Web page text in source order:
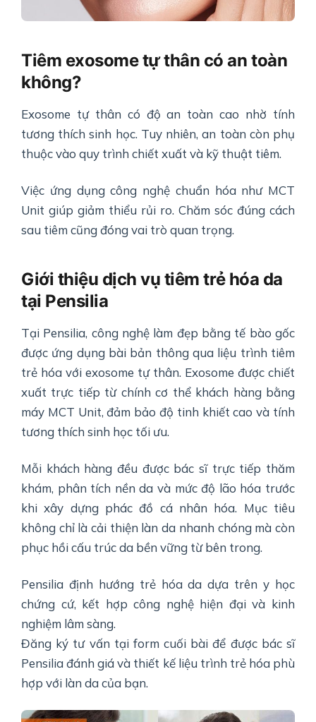
Tiêm exosome tự thân có an toàn
không?
Exosome tự thân có độ an toàn cao nhờ tính
tương thích sinh học. Tuy nhiên, an toàn còn phụ
thuộc vào quy trình chiết xuất và kỹ thuật tiêm.
Việc ứng dụng công nghệ chuẩn hóa như MCT
Unit giúp giảm thiểu rủi ro. Chăm sóc đúng cách
sau tiêm cũng đóng vai trò quan trọng.
Giới thiệu dịch vụ tiêm trẻ hóa da
tại Pensilia
Tại Pensilia, công nghệ làm đẹp bằng tế bào gốc
được ứng dụng bài bản thông qua liệu trình tiêm
trẻ hóa với exosome tự thân. Exosome được chiết
xuất trực tiếp từ chính cơ thể khách hàng bằng
máy MCT Unit, đảm bảo độ tinh khiết cao và tính
tương thích sinh học tối ưu.
Mỗi khách hàng đều được bác sĩ trực tiếp thăm
khám, phân tích nền da và mức độ lão hóa trước
khi xây dựng phác đồ cá nhân hóa. Mục tiêu
không chỉ là cải thiện làn da nhanh chóng mà còn
phục hồi cấu trúc da bền vững từ bên trong.
Pensilia định hướng trẻ hóa da dựa trên y học
chứng cứ, kết hợp công nghệ hiện đại và kinh
nghiệm lâm sàng.
Đăng ký tư vấn tại form cuối bài để được bác sĩ
Pensilia đánh giá và thiết kế liệu trình trẻ hóa phù
hợp với làn da của bạn.